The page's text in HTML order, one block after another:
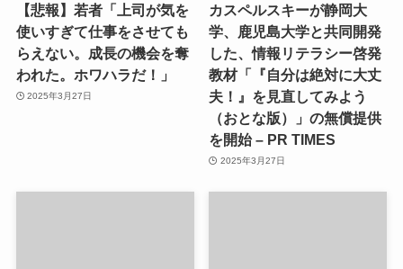
【悲報】若者「上司が気を
使いすぎて仕事をさせても
らえない。成長の機会を奪
われた。ホワハラだ！」
2025年3月27日
カスペルスキーが静岡大
学、鹿児島大学と共同開発
した、情報リテラシー啓発
教材「『自分は絶対に大丈
夫！』を見直してみよう
（おとな版）」の無償提供
を開始 – PR TIMES
2025年3月27日